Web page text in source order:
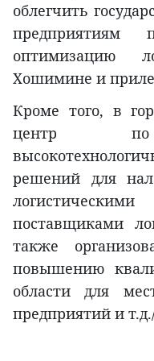
облегчить
оптимизацию
Хошимине и
Кроме того, в
центр по
решений для
поставщиками
также
повышению
области для
предприятий и